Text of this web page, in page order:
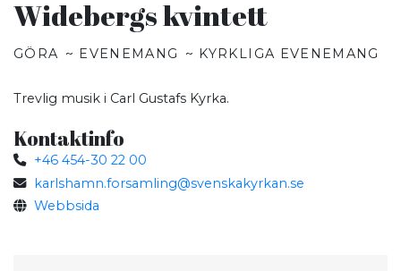
Widebergs kvintett
GÖRA EVENEMANG KYRKLIGA EVENEMANG
Trevlig musik i Carl Gustafs Kyrka.
Kontaktinfo
+46 454-30 22 00
karlshamn.forsamling@svenskakyrkan.se
Webbsida